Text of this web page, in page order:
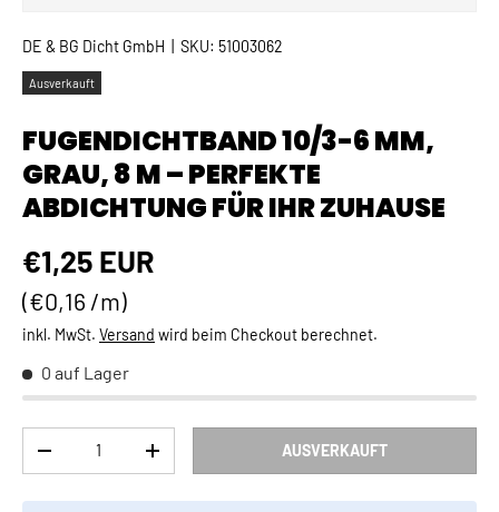
DE & BG Dicht GmbH SKU: 51003062
Ausverkauft
FUGENDICHTBAND 10/3-6 MM,
GRAU, 8 M – PERFEKTE
ABDICHTUNG FÜR IHR ZUHAUSE
Normaler Preis
€1,25 EUR
Grundpreis
€0,16 /m
inkl. MwSt. Versand wird beim Checkout berechnet.
0 auf Lager
MENGE VERRINGERNMENGE ERHÖHEN AUSVERKAUFT